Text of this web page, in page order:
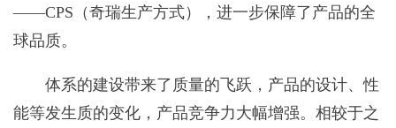
——CPS（奇瑞生产方式），进一步保障了产品的全
球品质。
体系的建设带来了质量的飞跃，产品的设计、性
能等发生质的变化，产品竞争力大幅增强。相较于之